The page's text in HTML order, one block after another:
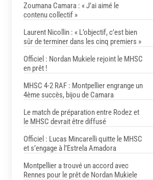
Zoumana Camara : « J’ai aimé le
contenu collectif »
Laurent Nicollin : « L’objectif, c’est bien
sûr de terminer dans les cinq premiers »
Officiel : Nordan Mukiele rejoint le MHSC
en prêt !
MHSC 4-2 RAF : Montpellier engrange un
4ème succès, bijou de Camara
Le match de préparation entre Rodez et
le MHSC devrait être diffusé
Officiel : Lucas Mincarelli quitte le MHSC
et s’engage à l’Estrela Amadora
Montpellier a trouvé un accord avec
Rennes pour le prêt de Nordan Mukiele